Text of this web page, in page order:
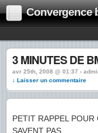
Convergence
3 MINUTES DE
avr 25th, 2008 @ 01:37 ›
↓ Laisser un commentaire
PETIT RAPPEL
SAVENT PAS